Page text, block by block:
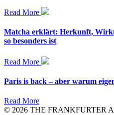
Read More
Matcha erklärt: Herkunft,
so besonders ist
Read More
Paris is back – aber warum
Read More
© 2026 THE FRANKFURTER